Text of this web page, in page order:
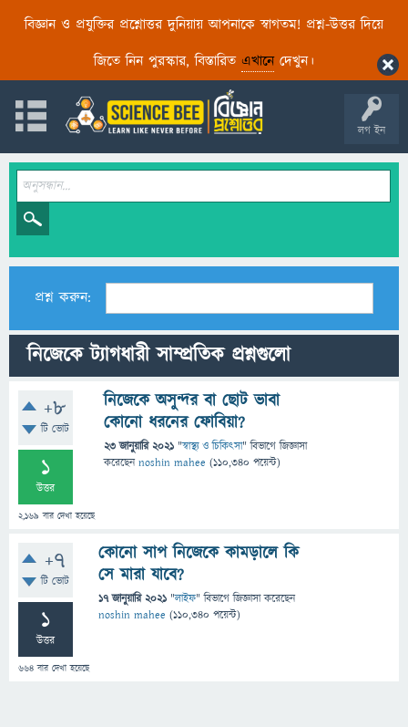
বিজ্ঞান ও প্রযুক্তির প্রশ্নোত্তর দুনিয়ায় আপনাকে স্বাগতম! প্রশ্ন-উত্তর দিয়ে
জিতে নিন পুরস্কার, বিস্তারিত এখানেদেখুন।
লগ ইন
প্রশ্ন করুন:
নিজেকে ট্যাগধারী সাম্প্রতিক প্রশ্নগুলো
+8
টি ভোট
1
উত্তর
2,169 বার দেখা হয়েছে
নিজেকে অসুন্দর বা ছোট ভাবা
কোনো ধরনের ফোবিয়া?
23 জানুয়ারি 2021 "স্বাস্থ্য ও চিকিৎসা" বিভাগে জিজ্ঞাসা
করেছেনnoshin mahee (110,340 পয়েন্ট)
+7
টি ভোট
1
উত্তর
664 বার দেখা হয়েছে
কোনো সাপ নিজেকে কামড়ালে কি
সে মারা যাবে?
17 জানুয়ারি 2021 "লাইফ" বিভাগে জিজ্ঞাসাকরেছেন
noshin mahee (110,340 পয়েন্ট)